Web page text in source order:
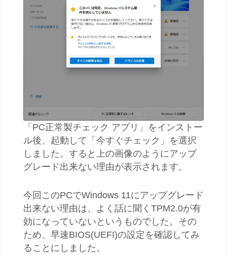
「PC正常製チェック アプリ」をインストー
ル後、起動して「今すぐチェック」を選択
しました。すると上の画像のようにアップ
グレード出来ない理由が表示されます。
今回このPCでWindows 11にアップグレード
出来ない理由は、よく話に聞くTPM2.0が有
効になっていないというものでした。その
ため、早速BIOS(UEFI)の設定を確認してみ
ることにしました。